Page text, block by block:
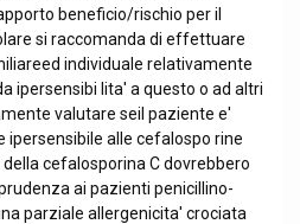
beneficio/rischio per il
si raccomanda di effettuare
individuale relativamente
ipersensibi lita' a questo o ad altri
valutare seil paziente e'
alle cefalospo rine
cefalosporina C dovrebbero
ai pazienti penicillino-
parziale allergenicita' crociata